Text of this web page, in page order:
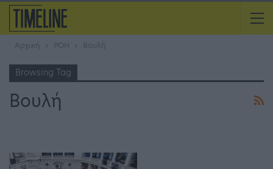
Αρχική ΡΟΗ Βουλή
Browsing Tag
Βουλή